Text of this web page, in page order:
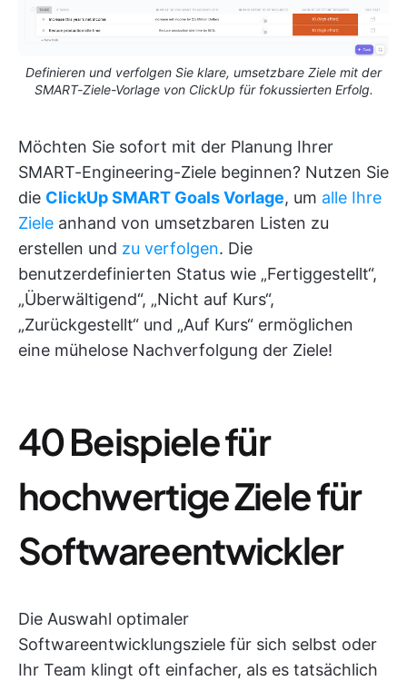
Definieren und verfolgen Sie klare, umsetzbare Ziele mit der
SMART-Ziele-Vorlage von ClickUp für fokussierten Erfolg.
Möchten Sie sofort mit der Planung Ihrer
SMART-Engineering-Ziele beginnen? Nutzen Sie
die ClickUp SMART Goals Vorlage, um alle Ihre
Ziele anhand von umsetzbaren Listen zu
erstellen und zu verfolgen. Die
benutzerdefinierten Status wie „Fertiggestellt“,
„Überwältigend“, „Nicht auf Kurs“,
„Zurückgestellt“ und „Auf Kurs“ ermöglichen
eine mühelose Nachverfolgung der Ziele!
40 Beispiele für
hochwertige Ziele für
Softwareentwickler
Die Auswahl optimaler
Softwareentwicklungsziele für sich selbst oder
Ihr Team klingt oft einfacher, als es tatsächlich